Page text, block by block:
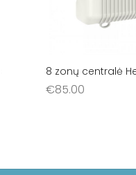
8 zonų centralė
€85.00